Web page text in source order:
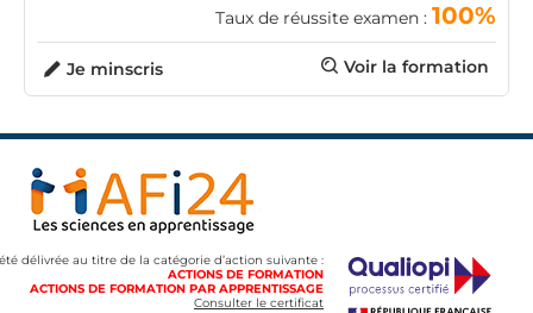
Taux de réussite examen : 100%
Voir la formation
Je minscris
délivrée au titre de la catégorie d’action suivante :
ACTIONS DE FORMATION
ACTIONS DE FORMATION PAR APPRENTISSAGE
Consulter le certificat